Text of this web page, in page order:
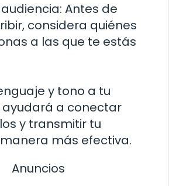
Antes de
considera quiénes
a las que te estás
y tono a tu
a conectar
y transmitir tu
más efectiva.
Anuncios